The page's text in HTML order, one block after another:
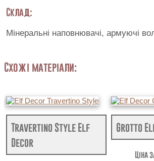
Склад:
Мінеральні наповнювачі, армуючі
Схожі матеріали:
Travertino Style Elf
Decor
Grotto
Ціна